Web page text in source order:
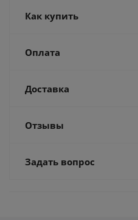
Как купить
Оплата
Доставка
Отзывы
Задать вопрос